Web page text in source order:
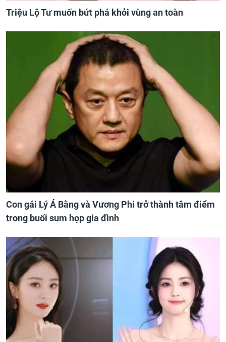
Triệu Lộ Tư muốn bứt phá khỏi vùng an toàn
Con gái Lý Á Bằng và Vương Phi trở thành tâm điểm
trong buổi sum họp gia đình